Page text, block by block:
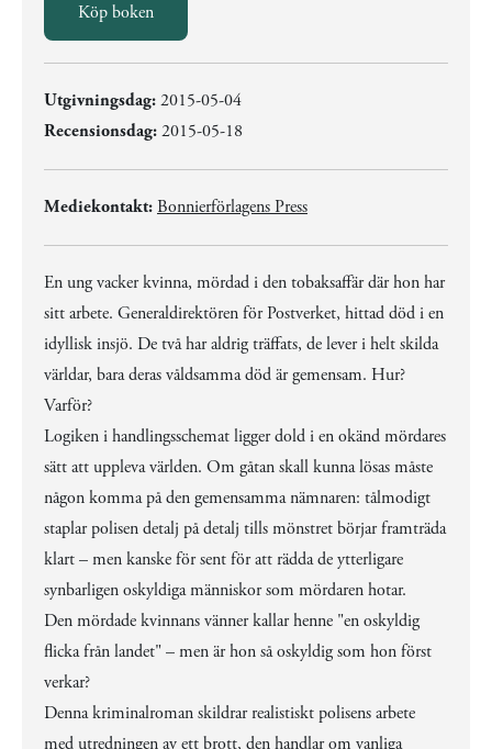
Köp boken
Utgivningsdag:2015-05-04
Recensionsdag:2015-05-18
Mediekontakt: Bonnierförlagens Press
En ung vacker kvinna, mördad i den tobaksaffär där hon har
sitt arbete. Generaldirektören för Postverket, hittad död i en
idyllisk insjö. De två har aldrig träffats, de lever i helt skilda
världar, bara deras våldsamma död är gemensam. Hur?
Varför?
Logiken i handlingsschemat ligger dold i en okänd mördares
sätt att uppleva världen. Om gåtan skall kunna lösas måste
någon komma på den gemensamma nämnaren: tålmodigt
staplar polisen detalj på detalj tills mönstret börjar framträda
klart – men kanske för sent för att rädda de ytterligare
synbarligen oskyldiga människor som mördaren hotar.
Den mördade kvinnans vänner kallar henne "en oskyldig
flicka från landet" – men är hon så oskyldig som hon först
verkar?
Denna kriminalroman skildrar realistiskt polisens arbete
med utredningen av ett brott, den handlar om vanliga